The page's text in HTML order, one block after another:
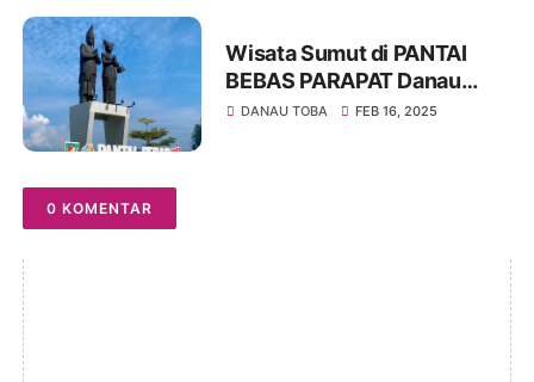
Wisata Sumut di PANTAI
BEBAS PARAPAT Danau
Toba Simalungun
DANAU TOBA FEB 16, 2025
0 KOMENTAR